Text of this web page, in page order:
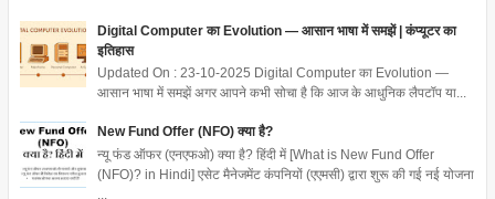
Digital Computer का Evolution — आसान भाषा में समझें | कंप्यूटर का
इतिहास
Updated On : 23-10-2025 Digital Computer का Evolution —
आसान भाषा में समझें अगर आपने कभी सोचा है कि आज के आधुनिक लैपटॉप या...
New Fund Offer (NFO) क्या है?
न्यू फंड ऑफर (एनएफओ) क्या है? हिंदी में [What is New Fund Offer
(NFO)? in Hindi] एसेट मैनेजमेंट कंपनियों (एएमसी) द्वारा शुरू की गई नई योजना